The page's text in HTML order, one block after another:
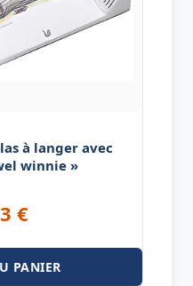
à langer avec
winnie »
€
PANIER